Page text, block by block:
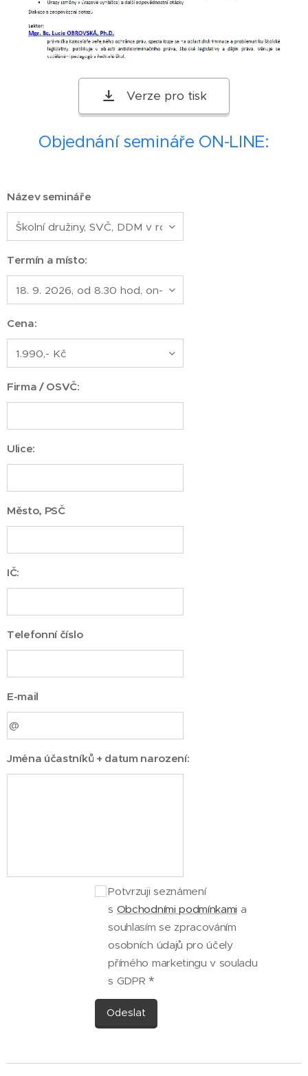
Verze pro tisk
Objednání semináře ON-LINE:
Název semináře
Termín a místo:
Cena:
Firma / OSVČ:
Ulice:
Město, PSČ
IČ:
Telefonní číslo
E-mail
Jména účastníků + datum narození:
Potvrzuji seznámení
s Obchodními podmínkami a
souhlasím se zpracováním
osobních údajů pro účely
přímého marketingu v souladu
s GDPR
Odeslat